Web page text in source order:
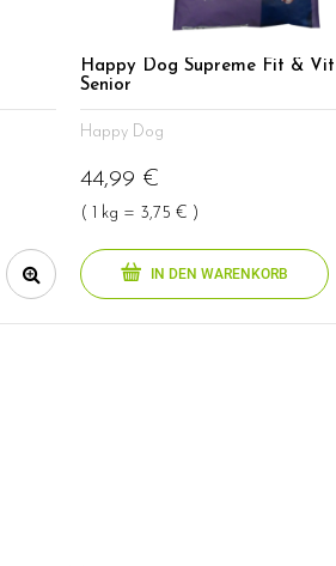
Happy Dog Supreme Fit &
Senior
Happy Dog
44,99 €
( 1 kg = 3,75 € )
IN DEN WARENKORB